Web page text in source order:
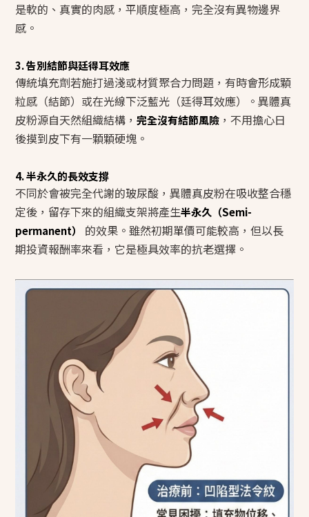
是軟的、真實的肉感，平順度極高，完全沒有異物邊界
感。
3. 告別結節與廷得耳效應
傳統填充劑若施打過淺或材質聚合力問題，有時會形成顆
粒感（結節）或在光線下泛藍光（廷得耳效應）。異體真
皮粉源自天然組織結構，完全沒有結節風險 ，不用擔心日
後摸到皮下有一顆顆硬塊。
4. 半永久的長效支撐
不同於會被完全代謝的玻尿酸，異體真皮粉在吸收整合穩
定後，留存下來的組織支架將產生半永久（Semi-
permanent）
的效果。雖然初期單價可能較高，但以長
期投資報酬率來看，它是極具效率的抗老選擇。